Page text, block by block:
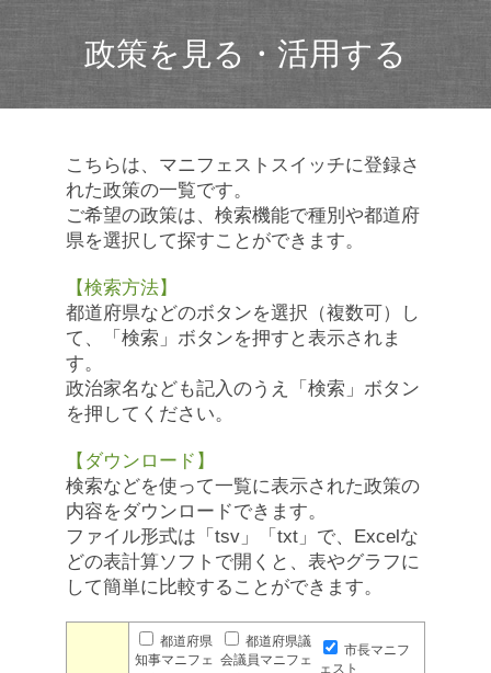
政策を見る・活用する
こちらは、マニフェストスイッチに登録さ
れた政策の一覧です。
ご希望の政策は、検索機能で種別や都道府
県を選択して探すことができます。
【検索方法】
都道府県などのボタンを選択（複数可）し
て、「検索」ボタンを押すと表示されま
す。
政治家名なども記入のうえ「検索」ボタン
を押してください。
【ダウンロード】
検索などを使って一覧に表示された政策の
内容をダウンロードできます。
ファイル形式は「tsv」「txt」で、Excelな
どの表計算ソフトで開くと、表やグラフに
して簡単に比較することができます。
都道府県
知事マニフェ
都道府県議
会議員マニフェ
市長マニフ
ェスト